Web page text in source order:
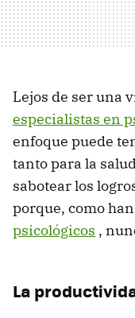
Lejos de ser una
especialistas en
enfoque puede
tanto para la
sabotear los
porque, como
psicológicos ,
La